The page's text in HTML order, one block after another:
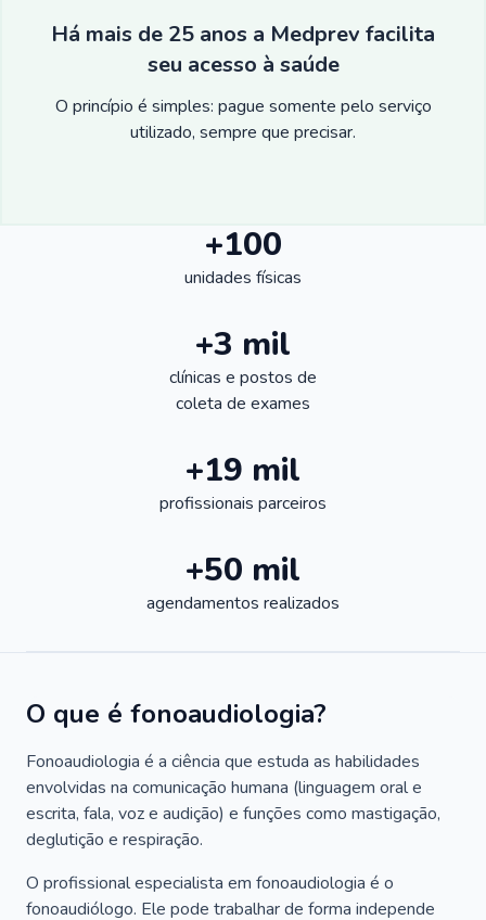
Há mais de 25 anos a Medprev facilita
seu acesso à saúde
O princípio é simples: pague somente pelo serviço
utilizado, sempre que precisar.
+100
unidades físicas
+3 mil
clínicas e postos de
coleta de exames
+19 mil
profissionais parceiros
+50 mil
agendamentos realizados
O que é fonoaudiologia?
Fonoaudiologia é a ciência que estuda as habilidades
envolvidas na comunicação humana (linguagem oral e
escrita, fala, voz e audição) e funções como mastigação,
deglutição e respiração.
O profissional especialista em fonoaudiologia é o
fonoaudiólogo. Ele pode trabalhar de forma independe